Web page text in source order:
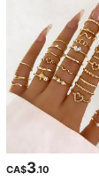
CA$3.10